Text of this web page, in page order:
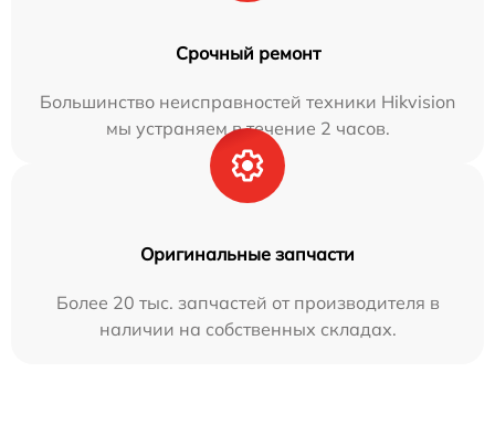
Срочный ремонт
Большинство неисправностей техники Hikvision
мы устраняем в течение 2 часов.
Оригинальные запчасти
Более 20 тыс. запчастей от производителя в
наличии на собственных складах.